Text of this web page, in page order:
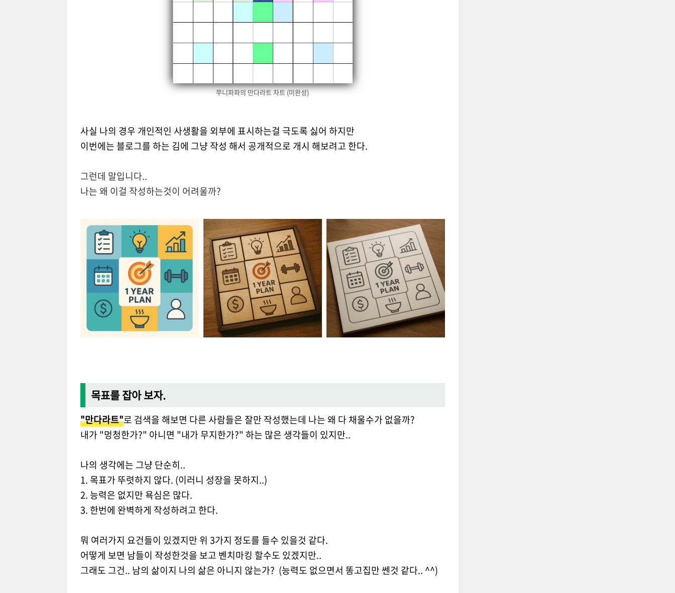
쭈니파파의 만다라트 차트 (미완성)
사실 나의 경우 개인적인 사생활을 외부에 표시하는걸 극도록 싫어 하지만
이번에는 블로그를 하는 김에 그냥 작성 해서 공개적으로 개시 해보려고 한다.
그런데 말입니다..
나는 왜 이걸 작성하는것이 어려울까?
목표를 잡아 보자.
"만다라트"로 검색을 해보면 다른 사람들은 잘만 작성했는데 나는 왜 다 채울수가 없을까?
내가 "멍청한가?" 아니면 "내가 무지한가?" 하는 많은 생각들이 있지만..
나의 생각에는 그냥 단순히..
1. 목표가 뚜렷하지 않다. (이러니 성장을 못하지..)
2. 능력은 없지만 욕심은 많다.
3. 한번에 완벽하게 작성하려고 한다.
뭐 여러가지 요건들이 있겠지만 위 3가지 정도를 들수 있을것 같다.
어떻게 보면 남들이 작성한것을 보고 벤치마킹 할수도 있겠지만..
그래도 그건.. 남의 삶이지 나의 삶은 아니지 않는가? (능력도 없으면서 똥고집만 쎈것 같다.. ^^)